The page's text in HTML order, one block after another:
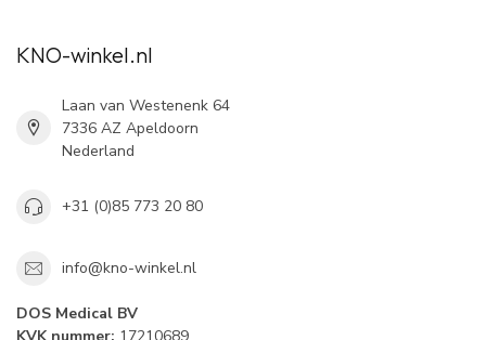
KNO-winkel.nl
Laan van Westenenk 64
7336 AZ Apeldoorn
Nederland
+31 (0)85 773 20 80
info@kno-winkel.nl
DOS Medical BV
KVK nummer: 17210689